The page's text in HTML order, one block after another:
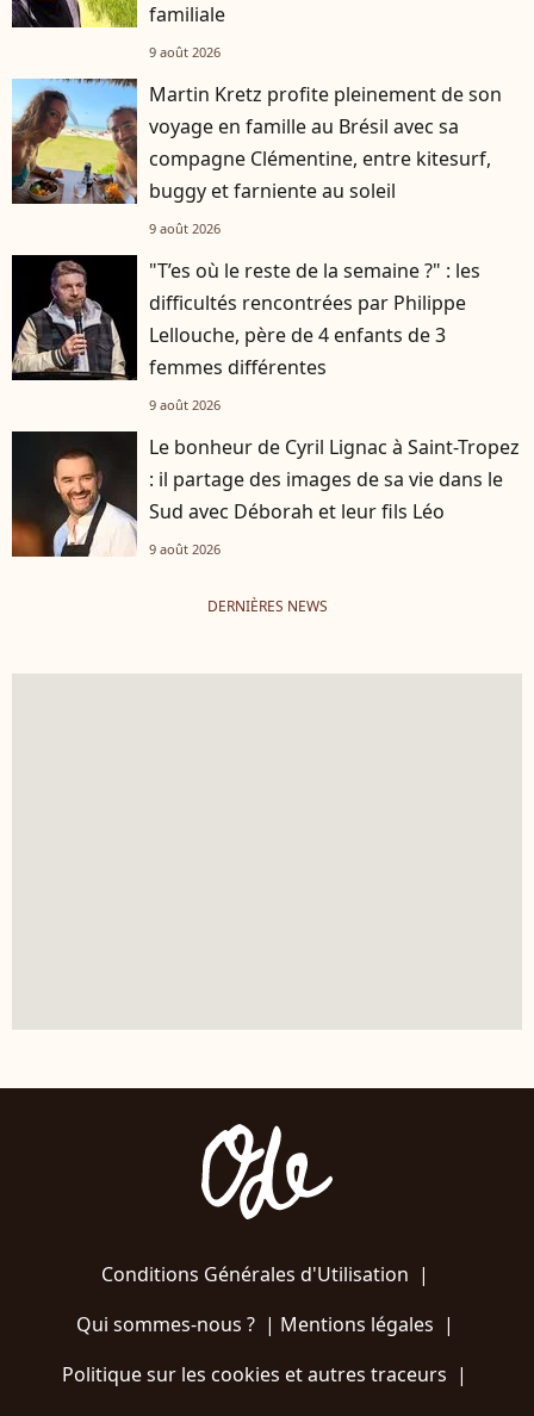
familiale
9 août 2026
Martin Kretz profite pleinement de son
voyage en famille au Brésil avec sa
compagne Clémentine, entre kitesurf,
buggy et farniente au soleil
9 août 2026
"T’es où le reste de la semaine ?" : les
difficultés rencontrées par Philippe
Lellouche, père de 4 enfants de 3
femmes différentes
9 août 2026
Le bonheur de Cyril Lignac à Saint-Tropez
: il partage des images de sa vie dans le
Sud avec Déborah et leur fils Léo
9 août 2026
DERNIÈRES NEWS
Conditions Générales d'Utilisation |
Qui sommes-nous ?| Mentions légales |
Politique sur les cookies et autres traceurs |